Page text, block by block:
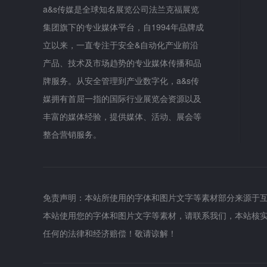
a&s传媒是全球知名展览公司法兰克福展览
集团旗下的专业媒体平台，自1994年品牌成
立以来，一直专注于安全&自动化产业前沿
产品、技术及市场趋势的专业媒体传播和品
牌服务。从安全管理到产业数字化，a&s传
媒拥有首屈一指的国际行业展览会资源以及
丰富的媒体经验，提供媒体、活动、展会等
整合营销服务。
免责声明：本站所使用的字体和图片文字等素材部分来源
本站使用您的字体和图片文字等素材，请联系我们，本站
任何的法律和经济赔偿！敬请谅解！